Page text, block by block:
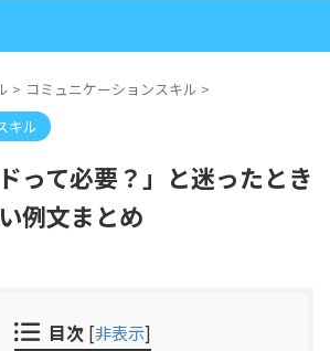
> コミュニケーションスキル >
キル
って必要？」と迷ったとき
例文まとめ
目次 [非表示]